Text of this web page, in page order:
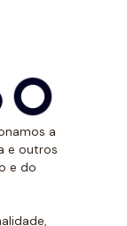
para
para praticar
se encaixa
de
a
e outros
e do